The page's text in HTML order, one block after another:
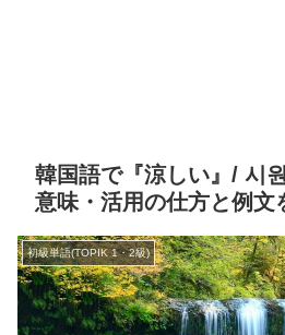
韓国語で『涼しい』/ 시
意味・活用の仕方と例文
初級単語(TOPIK 1・2級)